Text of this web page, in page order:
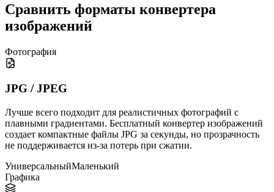
Сравнить форматы конвертера
изображений
Фотография
JPG / JPEG
Лучше всего подходит для реалистичных фотографий с
плавными градиентами. Бесплатный конвертер изображений
создает компактные файлы JPG за секунды, но прозрачность
не поддерживается из-за потерь при сжатии.
УниверсальныйМаленький
Графика